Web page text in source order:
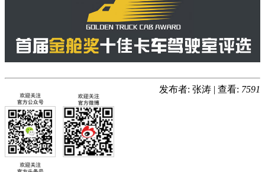
发布者: 张涛 | 查看: 7591